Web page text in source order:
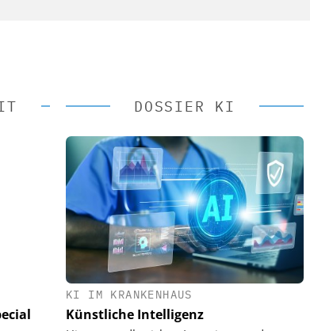
DOSSIER KI
KI IM KRANKENHAUS
Künstliche Intelligenz
im
EASY SOFTWARE AG
Digitalisierung im